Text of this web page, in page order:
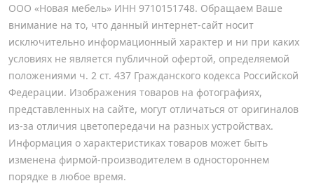
ООО «Новая мебель» ИНН 9710151748. Обращаем Ваше
внимание на то, что данный интернет-сайт носит
исключительно информационный характер и ни при каких
условиях не является публичной офертой, определяемой
положениями ч. 2 ст. 437 Гражданского кодекса Российской
Федерации. Изображения товаров на фотографиях,
представленных на сайте, могут отличаться от оригиналов
из-за отличия цветопередачи на разных устройствах.
Информация о характеристиках товаров может быть
изменена фирмой-производителем в одностороннем
порядке в любое время.